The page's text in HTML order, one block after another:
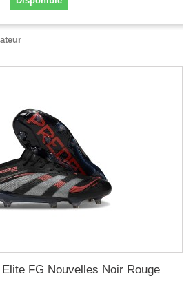
FG Nouvelles Noir Rouge